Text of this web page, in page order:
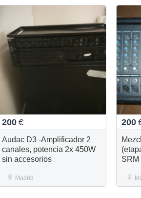
200 €
Audac D3 -Amplificador 2
canales, potencia 2x 450W
sin accesorios
Madrid
200
SRM